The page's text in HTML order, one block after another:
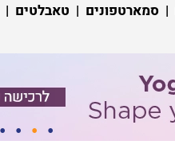
| סמארטפונים | טאבלטים |